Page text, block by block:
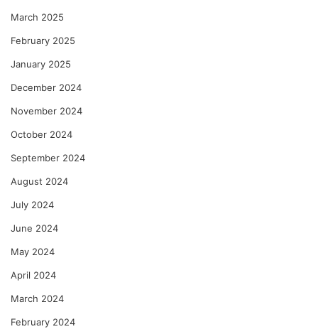
March 2025
February 2025
January 2025
December 2024
November 2024
October 2024
September 2024
August 2024
July 2024
June 2024
May 2024
April 2024
March 2024
February 2024